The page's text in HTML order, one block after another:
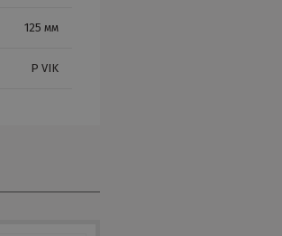
125 мм
P VIK